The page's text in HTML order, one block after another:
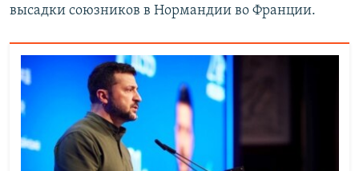
высадки союзников в Нормандии во Франции.